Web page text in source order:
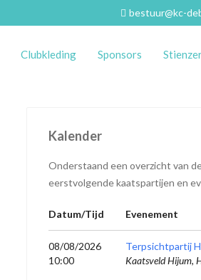
bestuur@kc-
Clubkleding Sponsors
Kalender
Onderstaand een overzicht van
eerstvolgende kaatspartijen en
Datum/Tijd Evenement
08/08/2026
10:00
Terpsichtpartij
Kaatsveld Hijum,